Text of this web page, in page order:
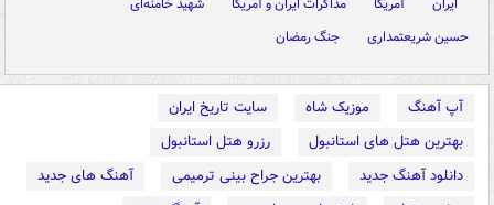
ایران آمریکا مذاکرات ایران و آمریکا
شهید خامنه‌ای
حسین شریعتمداری
جنگ رمضان
آپ آهنگ موزیک شاه
سایت تاریخ ایران
بهترین هتل های استانبول
رزرو هتل استانبول
دانلود آهنگ جدید
بهترین جراح بینی ترمیمی
آهنگ های جدید